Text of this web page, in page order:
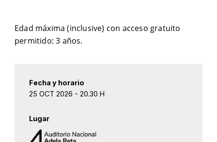
Edad máxima (inclusive) con acceso gratuito
permitido: 3 años.
Fecha y horario
25 OCT 2026 - 20.30 H
Lugar